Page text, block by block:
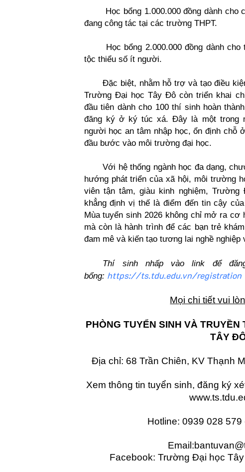
Học bổng 1.000.000 đồng dành
đang công tác tại các trường THPT.
Học bổng 2.000.000 đồng dành
tộc thiểu số ít người.
Đặc biệt, nhằm hỗ trợ và tạo điều
Trường Đại học Tây Đô còn triển khai
đầu tiên dành cho 100 thí sinh hoàn
đăng ký ở ký túc xá. Đây là một trong
người học an tâm nhập học, ổn định chỗ
đầu bước vào môi trường đại học.
Với hệ thống ngành học đa dạng,
hướng phát triển của xã hội, môi trường
viên tận tâm, giàu kinh nghiệm,
khẳng định vị thế là điểm đến tin cậy
Mùa tuyển sinh 2026 không chỉ mở ra
mà còn là hành trình để các bạn trẻ
đam mê và kiến tạo tương lai nghề
Thí sinh nhấp vào link để
bổng: https://ts.tdu.edu.vn/registration
Mọi chi tiết vui
PHÒNG TUYỂN SINH VÀ
TÂY
Địa chỉ: 68 Trần Chiên, KV Thạnh
Xem thông tin tuyển sinh, đăng ký
Hotline: 0939 028
Email:bantuvan
Facebook: Trường Đại học